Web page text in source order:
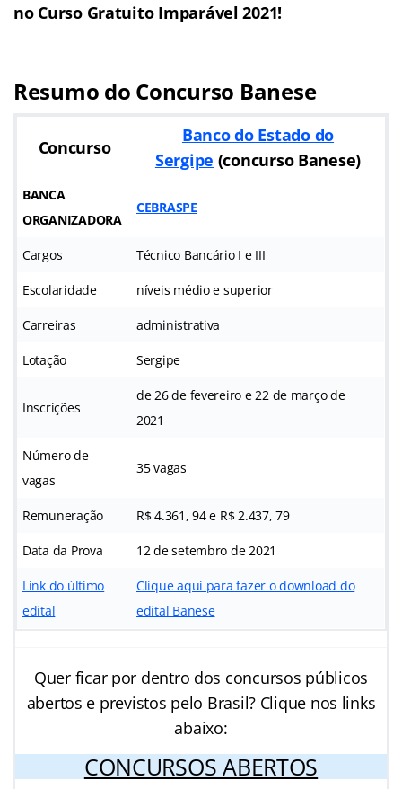
no Curso Gratuito Imparável 2021!
Resumo do Concurso Banese
Concurso
Banco do Estado do
Sergipe (concurso Banese)
BANCA
ORGANIZADORA
CEBRASPE
Cargos Técnico Bancário I e III
Escolaridade níveis médio e superior
Carreiras administrativa
Lotação Sergipe
Inscrições
de 26 de fevereiro e 22 de março de
2021
Número de
vagas
35 vagas
Remuneração R$ 4.361, 94 e R$ 2.437, 79
Data da Prova 12 de setembro de 2021
Link do último
edital
Clique aqui para fazer o download do
edital Banese
Quer ficar por dentro dos concursos públicos
abertos e previstos pelo Brasil? Clique nos links
abaixo:
CONCURSOS ABERTOS